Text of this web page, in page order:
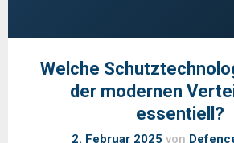
Welche
der modernen
essentiell?
2. Februar 2025 von